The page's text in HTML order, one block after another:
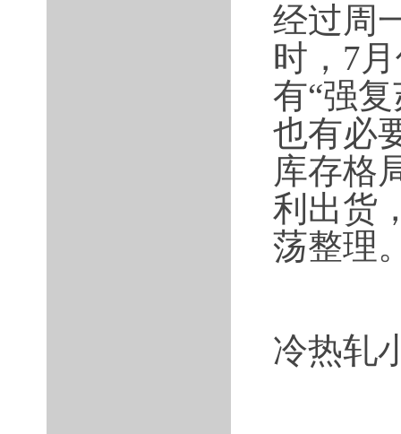
经过周
时，7
有“强
也有必
库存格
利出货
荡整理
冷热轧